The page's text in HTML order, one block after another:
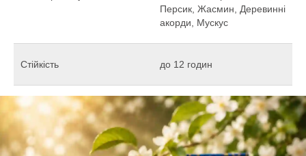
Персик, Жасмин, Деревинні
акорди, Мускус
Стійкість до 12 годин